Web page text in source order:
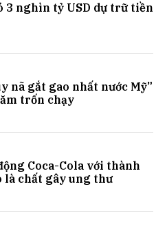
3 nghìn tỷ USD dự trữ tiền
nã gắt gao nhất nước Mỹ”
trốn chạy
Coca-Cola với thành
là chất gây ung thư